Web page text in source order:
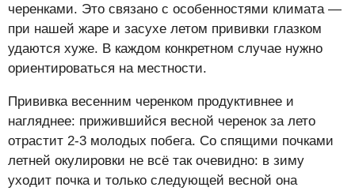
черенками. Это связано с особенностями климата —
при нашей жаре и засухе летом прививки глазком
удаются хуже. В каждом конкретном случае нужно
ориентироваться на местности.
Прививка весенним черенком продуктивнее и
нагляднее: прижившийся весной черенок за лето
отрастит 2-3 молодых побега. Со спящими почками
летней окулировки не всё так очевидно: в зиму
уходит почка и только следующей весной она